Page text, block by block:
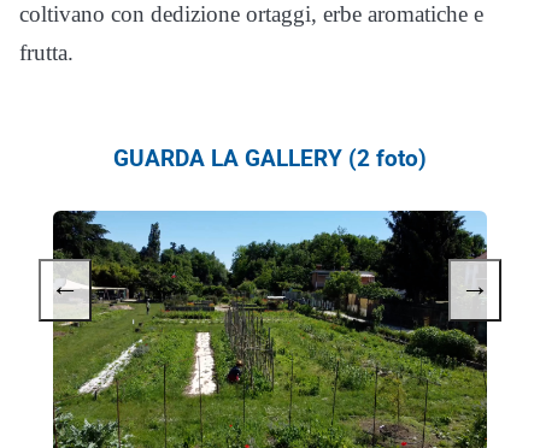
coltivano con dedizione ortaggi, erbe aromatiche e
frutta.
GUARDA LA GALLERY (2 foto)
← →